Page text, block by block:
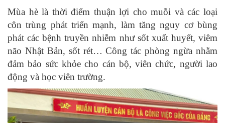
Mùa hè là thời điểm thuận lợi cho muỗi và các loại
côn trùng phát triển mạnh, làm tăng nguy cơ bùng
phát các bệnh truyền nhiễm như sốt xuất huyết, viêm
não Nhật Bản, sốt rét… Công tác phòng ngừa nhằm
đảm bảo sức khỏe cho cán bộ, viên chức, người lao
động và học viên trường.